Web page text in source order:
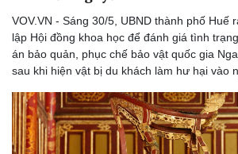
VOV.VN - Sáng 30/5, UBND thành phố Huế
lập Hội đồng khoa học để đánh giá tình
án bảo quản, phục chế bảo vật quốc gia
sau khi hiện vật bị du khách làm hư hại vào